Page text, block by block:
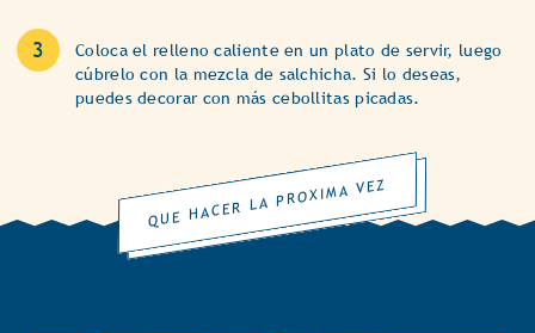
Coloca el relleno caliente en un plato de servir, luego
cúbrelo con la mezcla de salchicha. Si lo deseas,
puedes decorar con más cebollitas picadas.
QUE HACER LA PROXIMA VEZ